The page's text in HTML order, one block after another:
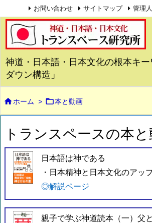
神道・日本語・日本文化の根本キ
ダウン構造」
お問い合わせ サイトマップ 管理人
ホーム > 本と動画
トランスペースの本
日本語は神である
・日本精神と日本文化のアッ
◎解説ページ
親子で学ぶ神道読本（一）父